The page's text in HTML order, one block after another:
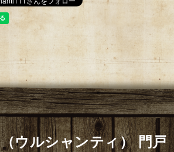
（ウルシャンティ） 門戸